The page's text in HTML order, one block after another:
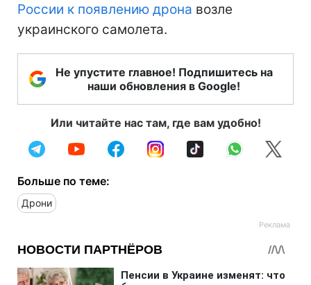
России к появлению дрона возле
украинского самолета.
Не упустите главное! Подпишитесь на
наши обновления в Google!
Или читайте нас там, где вам удобно!
Больше по теме:
Дрони